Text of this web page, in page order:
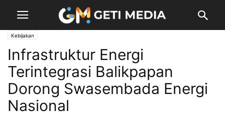
Kebijakan
Infrastruktur Energi
Terintegrasi Balikpapan
Dorong Swasembada Energi
Nasional